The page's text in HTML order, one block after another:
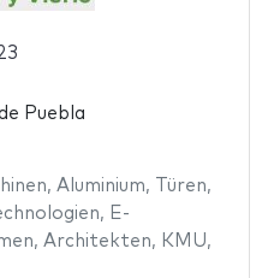
Puebla
, Aluminium, Türen,
, E-
, Architekten, KMU,